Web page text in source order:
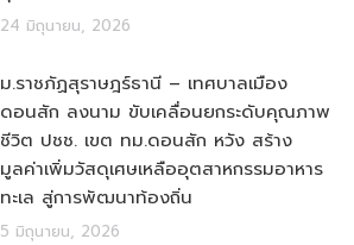
24 มิถุนายน, 2026
ม.ราชภัฏสุราษฎร์ธานี – เทศบาลเมือง
ดอนสัก ลงนาม ขับเคลื่อนยกระดับคุณภาพ
ชีวิต ปชช. เขต ทม.ดอนสัก หวัง สร้าง
มูลค่าเพิ่มวัสดุเศษเหลืออุตสาหกรรมอาหาร
ทะเล สู่การพัฒนาท้องถิ่น
5 มิถุนายน, 2026